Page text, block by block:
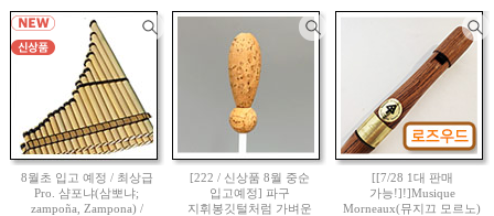
8월초 입고 예정 / 최상급
Pro. 샴포냐(삼뽀냐;
zampoña, Zampona) /
[222 / 신상품 8월 중순
입고예정] 파구
지휘봉깃털처럼 가벼운
[[7/28 1대 판매
가능!]!]Musique
Morneaux(뮤지끄 모르노)